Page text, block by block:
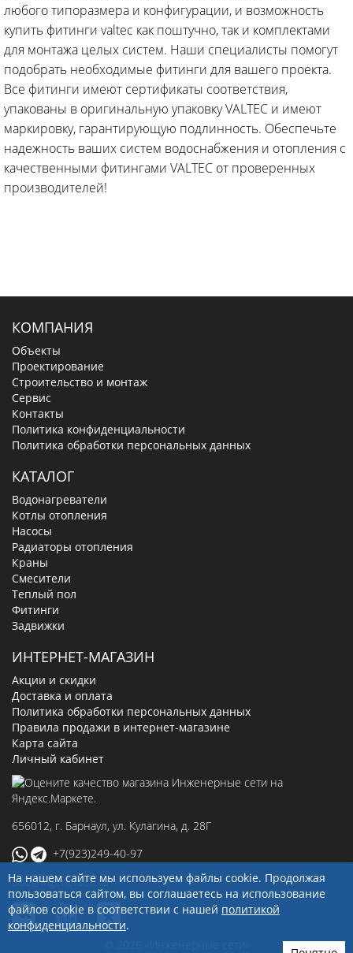
любого типоразмера и конфигурации, и возможность
купить фитинги valtec как поштучно, так и комплектами
для монтажа целых систем. Наши специалисты помогут
подобрать необходимые фитинги для вашего проекта.
Все фитинги имеют сертификаты соответствия,
упакованы в оригинальную упаковку VALTEC и имеют
маркировку, гарантирующую подлинность. Обеспечьте
надежность ваших систем водоснабжения и отопления с
качественными фитингами VALTEC от проверенных
производителей!
КОМПАНИЯ
Объекты
Проектирование
Строительство и монтаж
Сервис
Контакты
Политика конфиденциальности
Политика обработки персональных данных
КАТАЛОГ
Водонагреватели
Котлы отопления
Насосы
Радиаторы отопления
Краны
Смесители
Теплый пол
Фитинги
Задвижки
ИНТЕРНЕТ-МАГАЗИН
Акции и скидки
Доставка и оплата
Политика обработки персональных данных
Правила продажи в интернет-магазине
Карта сайта
Личный кабинет
656012, г. Барнаул, ул. Кулагина, д. 28Г
+7(923)249-40-97
sale@ingenerseti.ru
На нашем сайте мы используем файлы cookie. Продолжая
пользоваться сайтом, вы соглашаетесь на использование
файлов cookie в соответствии с нашей политикой
конфиденциальности.